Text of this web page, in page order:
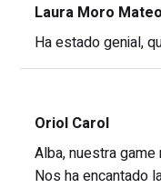
Laura Moro Mateo
Ha estado genial,
Oriol Carol
Alba, nuestra
Nos ha encantado